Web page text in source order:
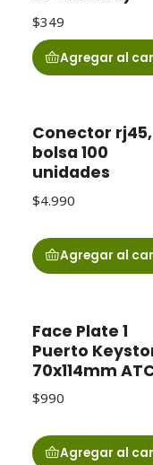
$349
Agregar al
Conector rj45,
bolsa 100
unidades
$4.990
Agregar al
Face Plate 1
Puerto
70x114mm
$990
Agregar al